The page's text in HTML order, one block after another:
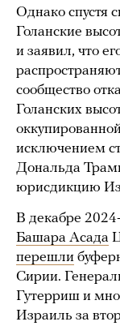
Однако спустя
Голанские
и заявил, что
сообщество
Голанских
исключением
Дональда
юрисдикцию
В декабре
Башара Асада
перешли
Сирии.
Гутерриш и
Израиль за